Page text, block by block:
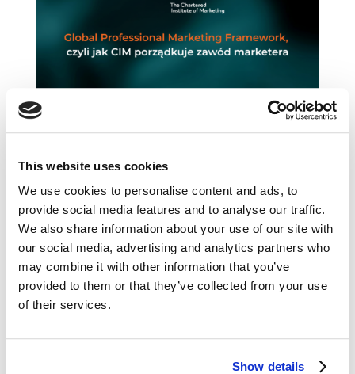
This website uses cookies
We use cookies to personalise content and ads, to
provide social media features and to analyse our traffic.
We also share information about your use of our site with
our social media, advertising and analytics partners who
may combine it with other information that you’ve
provided to them or that they’ve collected from your use
of their services.
Show details
czyli jak CIM porządkuje zawód marketera
Ludzie
Rekomendowane,Technologia,Trendy,
Wiedza
Pewnym paradoksem jest, że organizacje –
tak bardzo potrzebując dziś wsparcia
marketerów w wielu funkcjach biznesowych –
ich w pełni zrozumieć. Odpowiedzią na tego...